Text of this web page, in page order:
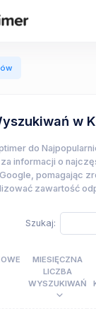
w
do
informacji o
pomagając
zawartość
Szukaj:
MIESIĘCZNA
LICZBA
WYSZUKIWAŃ